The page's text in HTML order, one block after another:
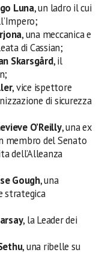
Luna, un ladro il cui
, una meccanica e
di Cassian;
Skarsgård, il
, vice ispettore
di sicurezza
O’Reilly, una ex
membro del Senato
dell’Alleanza
Gough, una
strategica
, la Leader dei
, una ribelle su